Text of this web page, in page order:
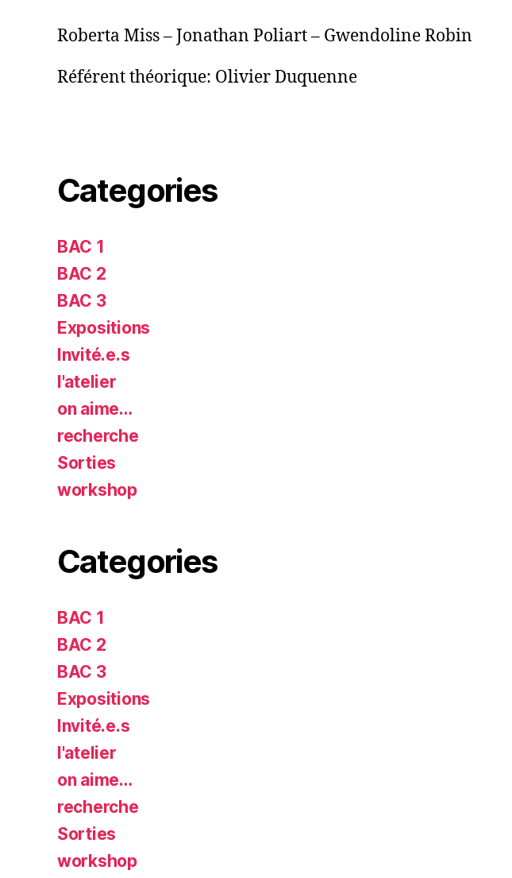
Roberta Miss – Jonathan Poliart – Gwendoline Robin
Référent théorique: Olivier Duquenne
Categories
BAC 1
BAC 2
BAC 3
Expositions
Invité.e.s
l'atelier
on aime…
recherche
Sorties
workshop
Categories
BAC 1
BAC 2
BAC 3
Expositions
Invité.e.s
l'atelier
on aime…
recherche
Sorties
workshop